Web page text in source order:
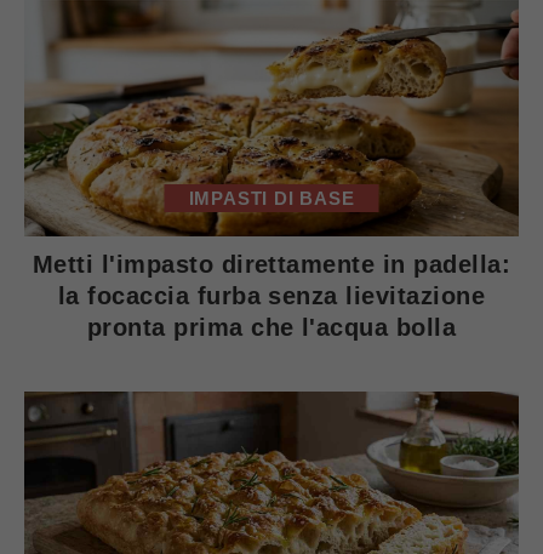
IMPASTI DI BASE
Metti l'impasto direttamente in padella:
la focaccia furba senza lievitazione
pronta prima che l'acqua bolla